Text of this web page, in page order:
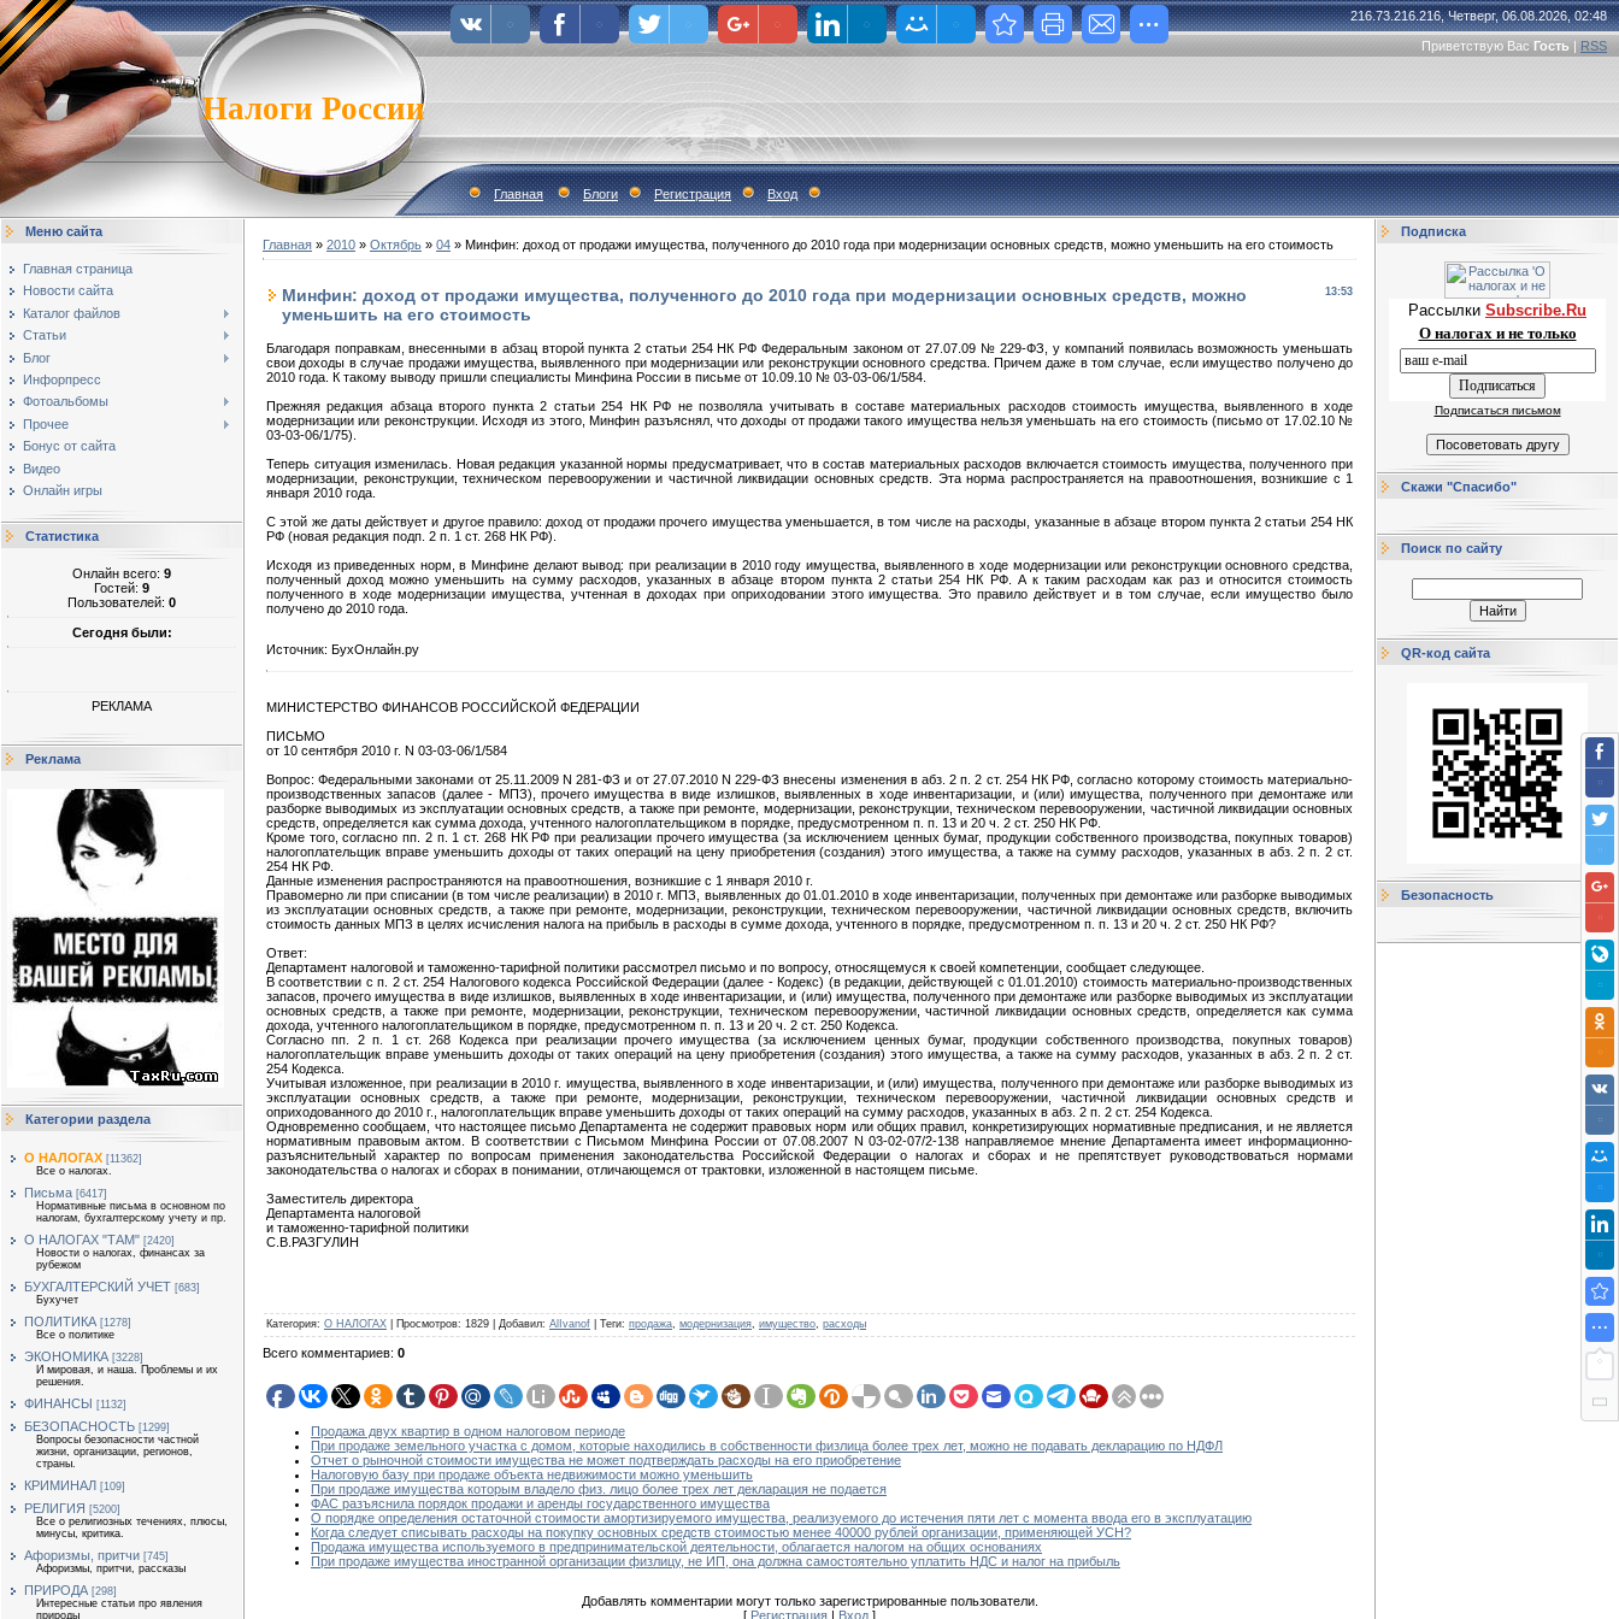
Налоги России
216.73.216.216, Четверг, 06.08.2026, 02:48
Приветствую Вас Гость | RSS
Главная Блоги Регистрация Вход
Меню сайта
Главная страница
Новости сайта
Каталог файлов
Статьи
Блог
Инфорпресс
Фотоальбомы
Прочее
Бонус от сайта
Видео
Онлайн игры
Статистика
Онлайн всего: 9
Гостей: 9
Пользователей: 0
Сегодня были:
РЕКЛАМА
Реклама
Категории раздела
О НАЛОГАХ [11362]
Все о налогах.
Письма [6417]
Нормативные письма в основном по
налогам, бухгалтерскому учету и пр.
О НАЛОГАХ "ТАМ" [2420]
Новости о налогах, финансах за
рубежом
БУХГАЛТЕРСКИЙ УЧЕТ [683]
Бухучет
ПОЛИТИКА [1278]
Все о политике
ЭКОНОМИКА [3228]
И мировая, и наша. Проблемы и их
решения.
ФИНАНСЫ [1132]
БЕЗОПАСНОСТЬ [1299]
Вопросы безопасности частной
жизни, организации, регионов,
страны.
КРИМИНАЛ [109]
РЕЛИГИЯ [5200]
Все о религиозных течениях, плюсы,
минусы, критика.
Афоризмы, притчи [745]
Афоризмы, притчи, рассказы
ПРИРОДА [298]
Интересные статьи про явления
природы
Главная » 2010 » Октябрь » 04 » Минфин: доход от продажи имущества, полученного до 2010 года при модернизации основных средств, можно уменьшить на его стоимость
13:53
Минфин: доход от продажи имущества, полученного до 2010 года при модернизации основных средств, можно
уменьшить на его стоимость
Благодаря поправкам, внесенными в абзац второй пункта 2 статьи 254 НК РФ Федеральным законом от 27.07.09 № 229-ФЗ, у компаний появилась возможность уменьшать
свои доходы в случае продажи имущества, выявленного при модернизации или реконструкции основного средства. Причем даже в том случае, если имущество получено до
2010 года. К такому выводу пришли специалисты Минфина России в письме от 10.09.10 № 03-03-06/1/584.
Прежняя редакция абзаца второго пункта 2 статьи 254 НК РФ не позволяла учитывать в составе материальных расходов стоимость имущества, выявленного в ходе
модернизации или реконструкции. Исходя из этого, Минфин разъяснял, что доходы от продажи такого имущества нельзя уменьшать на его стоимость (письмо от 17.02.10 №
03-03-06/1/75).
Теперь ситуация изменилась. Новая редакция указанной нормы предусматривает, что в состав материальных расходов включается стоимость имущества, полученного при
модернизации, реконструкции, техническом перевооружении и частичной ликвидации основных средств. Эта норма распространяется на правоотношения, возникшие с 1
января 2010 года.
С этой же даты действует и другое правило: доход от продажи прочего имущества уменьшается, в том числе на расходы, указанные в абзаце втором пункта 2 статьи 254 НК
РФ (новая редакция подп. 2 п. 1 ст. 268 НК РФ).
Исходя из приведенных норм, в Минфине делают вывод: при реализации в 2010 году имущества, выявленного в ходе модернизации или реконструкции основного средства,
полученный доход можно уменьшить на сумму расходов, указанных в абзаце втором пункта 2 статьи 254 НК РФ. А к таким расходам как раз и относится стоимость
полученного в ходе модернизации имущества, учтенная в доходах при оприходовании этого имущества. Это правило действует и в том случае, если имущество было
получено до 2010 года.
Источник: БухОнлайн.ру
МИНИСТЕРСТВО ФИНАНСОВ РОССИЙСКОЙ ФЕДЕРАЦИИ
ПИСЬМО
от 10 сентября 2010 г. N 03-03-06/1/584
Вопрос: Федеральными законами от 25.11.2009 N 281-ФЗ и от 27.07.2010 N 229-ФЗ внесены изменения в абз. 2 п. 2 ст. 254 НК РФ, согласно которому стоимость материально-
производственных запасов (далее - МПЗ), прочего имущества в виде излишков, выявленных в ходе инвентаризации, и (или) имущества, полученного при демонтаже или
разборке выводимых из эксплуатации основных средств, а также при ремонте, модернизации, реконструкции, техническом перевооружении, частичной ликвидации основных
средств, определяется как сумма дохода, учтенного налогоплательщиком в порядке, предусмотренном п. п. 13 и 20 ч. 2 ст. 250 НК РФ.
Кроме того, согласно пп. 2 п. 1 ст. 268 НК РФ при реализации прочего имущества (за исключением ценных бумаг, продукции собственного производства, покупных товаров)
налогоплательщик вправе уменьшить доходы от таких операций на цену приобретения (создания) этого имущества, а также на сумму расходов, указанных в абз. 2 п. 2 ст.
254 НК РФ.
Данные изменения распространяются на правоотношения, возникшие с 1 января 2010 г.
Правомерно ли при списании (в том числе реализации) в 2010 г. МПЗ, выявленных до 01.01.2010 в ходе инвентаризации, полученных при демонтаже или разборке выводимых
из эксплуатации основных средств, а также при ремонте, модернизации, реконструкции, техническом перевооружении, частичной ликвидации основных средств, включить
стоимость данных МПЗ в целях исчисления налога на прибыль в расходы в сумме дохода, учтенного в порядке, предусмотренном п. п. 13 и 20 ч. 2 ст. 250 НК РФ?
Ответ:
Департамент налоговой и таможенно-тарифной политики рассмотрел письмо и по вопросу, относящемуся к своей компетенции, сообщает следующее.
В соответствии с п. 2 ст. 254 Налогового кодекса Российской Федерации (далее - Кодекс) (в редакции, действующей с 01.01.2010) стоимость материально-производственных
запасов, прочего имущества в виде излишков, выявленных в ходе инвентаризации, и (или) имущества, полученного при демонтаже или разборке выводимых из эксплуатации
основных средств, а также при ремонте, модернизации, реконструкции, техническом перевооружении, частичной ликвидации основных средств, определяется как сумма
дохода, учтенного налогоплательщиком в порядке, предусмотренном п. п. 13 и 20 ч. 2 ст. 250 Кодекса.
Согласно пп. 2 п. 1 ст. 268 Кодекса при реализации прочего имущества (за исключением ценных бумаг, продукции собственного производства, покупных товаров)
налогоплательщик вправе уменьшить доходы от таких операций на цену приобретения (создания) этого имущества, а также на сумму расходов, указанных в абз. 2 п. 2 ст.
254 Кодекса.
Учитывая изложенное, при реализации в 2010 г. имущества, выявленного в ходе инвентаризации, и (или) имущества, полученного при демонтаже или разборке выводимых из
эксплуатации основных средств, а также при ремонте, модернизации, реконструкции, техническом перевооружении, частичной ликвидации основных средств и
оприходованного до 2010 г., налогоплательщик вправе уменьшить доходы от таких операций на сумму расходов, указанных в абз. 2 п. 2 ст. 254 Кодекса.
Одновременно сообщаем, что настоящее письмо Департамента не содержит правовых норм или общих правил, конкретизирующих нормативные предписания, и не является
нормативным правовым актом. В соответствии с Письмом Минфина России от 07.08.2007 N 03-02-07/2-138 направляемое мнение Департамента имеет информационно-
разъяснительный характер по вопросам применения законодательства Российской Федерации о налогах и сборах и не препятствует руководствоваться нормами
законодательства о налогах и сборах в понимании, отличающемся от трактовки, изложенной в настоящем письме.
Заместитель директора
Департамента налоговой
и таможенно-тарифной политики
С.В.РАЗГУЛИН
Категория: О НАЛОГАХ Просмотров: 1829 Добавил: AlIvanof Теги: продажа модернизация имущество расходы
Всего комментариев: 0
Продажа двух квартир в одном налоговом периоде
При продаже земельного участка с домом, которые находились в собственности физлица более трех лет, можно не подавать декларацию по НДФЛ
Отчет о рыночной стоимости имущества не может подтверждать расходы на его приобретение
Налоговую базу при продаже объекта недвижимости можно уменьшить
При продаже имущества которым владело физ. лицо более трех лет декларация не подается
ФАС разъяснила порядок продажи и аренды государственного имущества
О порядке определения остаточной стоимости амортизируемого имущества, реализуемого до истечения пяти лет с момента ввода его в эксплуатацию
Когда следует списывать расходы на покупку основных средств стоимостью менее 40000 рублей организации, применяющей УСН?
Продажа имущества используемого в предпринимательской деятельности, облагается налогом на общих основаниях
При продаже имущества иностранной организации физлицу, не ИП, она должна самостоятельно уплатить НДС и налог на прибыль
Добавлять комментарии могут только зарегистрированные пользователи.
[ Регистрация | Вход ]
Подписка
Рассылки Subscribe.Ru
О налогах и не только
Подписаться письмом
Скажи "Спасибо"
Поиск по сайту
QR-код сайта
Безопасность